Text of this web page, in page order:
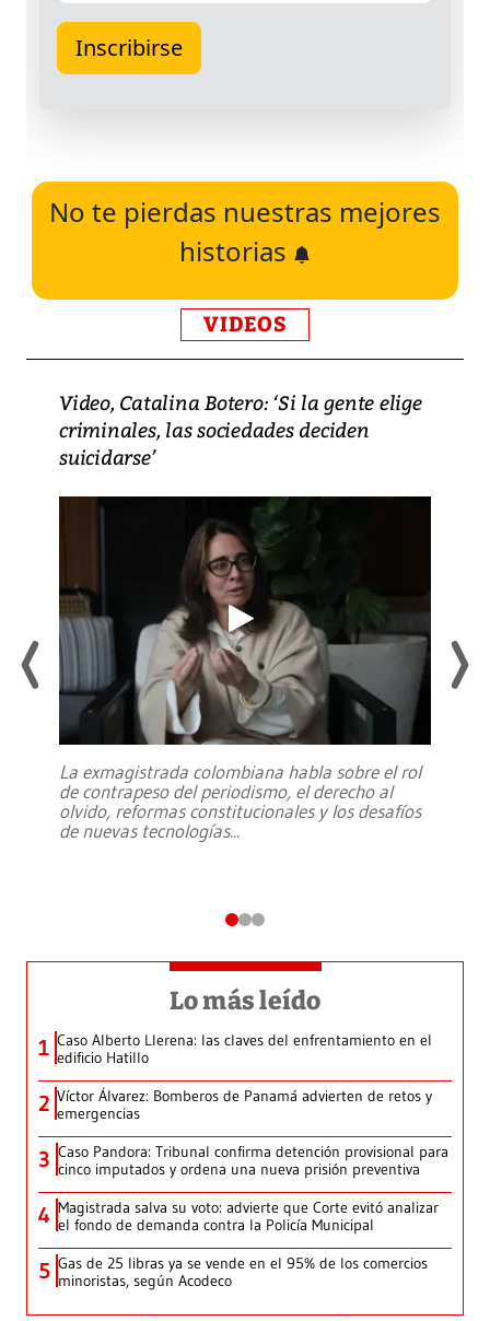
No te pierdas nuestras mejores
historias
VIDEOS
Video, Catalina Botero: ‘Si la gente elige
criminales, las sociedades deciden
suicidarse’
La exmagistrada colombiana habla sobre el rol
de contrapeso del periodismo, el derecho al
olvido, reformas constitucionales y los desafíos
de nuevas tecnologías...
Lo más leído
1 Caso Alberto Llerena: las claves del enfrentamiento en el
edificio Hatillo
2 Víctor Álvarez: Bomberos de Panamá advierten de retos y
emergencias
3 Caso Pandora: Tribunal confirma detención provisional para
cinco imputados y ordena una nueva prisión preventiva
4 Magistrada salva su voto: advierte que Corte evitó analizar
el fondo de demanda contra la Policía Municipal
5 Gas de 25 libras ya se vende en el 95% de los comercios
minoristas, según Acodeco